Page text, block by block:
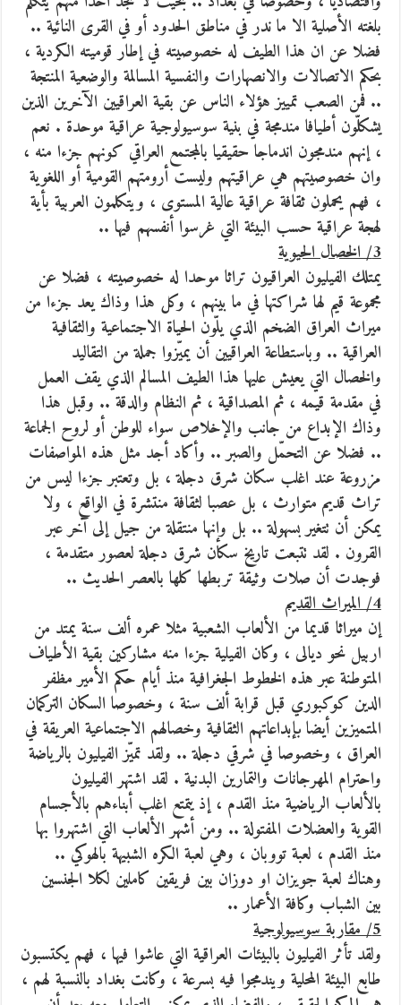
بلغته الأصلية الا ما ندر في مناطق الحدود أو في القرى النائية ..
فضلا عن ان هذا الطيف له خصوصيته في إطار قوميته الكردية ،
بحكم الاتصالات والانصهارات والنفسية المسالمة والوضعية المنتجة
.. فمن الصعب تمييز هؤلاء الناس عن بقية العراقيين الآخرين الذين
يشكلّون أطيافا مندمجة في بنية سوسيولوجية عراقية موحدة . نعم
، إنهم مندمجون اندماجا حقيقيا بالمجتمع العراقي كونهم جزءا منه ،
وان خصوصيتهم هي عراقيتهم وليست أرومتهم القومية أو اللغوية
، فهم يحملون ثقافة عراقية عالية المستوى ، ويتكلمون العربية بأية
لهجة عراقية حسب البيئة التي غرسوا أنفسهم فيها ..
3/ الخصال الحيوية
يمتلك الفيليون العراقيون تراثا موحدا له خصوصيته ، فضلا عن
مجموعة قيم لها شراكتها في ما بينهم ، وكل هذا وذاك يعد جزءا من
ميراث العراق الضخم الذي يلّون الحياة الاجتماعية والثقافية
العراقية .. وباستطاعة العراقيين أن يميّزوا جملة من التقاليد
والخصال التي يعيش عليها هذا الطيف المسالم الذي يقف العمل
في مقدمة قيمه ، ثم المصداقية ، ثم النظام والدقة .. وقبل هذا
وذاك الإبداع من جانب والإخلاص سواء للوطن أو لروح الجماعة
.. فضلا عن التحمّل والصبر .. وأكاد أجد مثل هذه المواصفات
مزروعة عند اغلب سكان شرق دجلة ، بل وتعتبر جزءا ليس من
تراث قديم متوارث ، بل عصبا لثقافة منتشرة في الواقع ، ولا
يمكن أن تتغير بسهولة .. بل وإنها منتقلة من جيل إلى آخر عبر
القرون . لقد تتبعت تاريخ سكان شرق دجلة لعصور متقدمة ،
فوجدت أن صلات وثيقة تربطها كلها بالعصر الحديث ..
4/ الميراث القديم
إن ميراثا قديما من الألعاب الشعبية مثلا عمره ألف سنة يمتد من
اربيل نحو ديالى ، وكان الفيلية جزءا منه مشاركين بقية الأطياف
المتوطنة عبر هذه الخطوط الجغرافية منذ أيام حكم الأمير مظفر
الدين كوكبوري قبل قرابة ألف سنة ، وخصوصا السكان التركمان
المتميزين أيضا بإبداعاتهم الثقافية وخصالهم الاجتماعية العريقة في
العراق ، وخصوصا في شرقي دجلة .. ولقد تميّز الفيليون بالرياضة
واحترام المهرجانات والتمارين البدنية . لقد اشتهر الفيليون
بالألعاب الرياضية منذ القدم ، إذ يتمتع اغلب أبناءهم بالأجسام
القوية والعضلات المفتولة .. ومن أشهر الألعاب التي اشتهروا بها
منذ القدم ، لعبة تووبان ، وهي لعبة الكره الشبيهة بالهوكي ..
وهناك لعبة جويزان او دوزان بين فريقين كاملين لكلا الجنسين
بين الشباب وكافة الأعمار ..
5/ مقاربة سوسيولوجية
ولقد تأثر الفيليون بالبيئات العراقية التي عاشوا فيها ، فهم يكتسبون
طابع البيئة المحلية ويندمجوا فيه بسرعة ، وكانت بغداد بالنسبة لهم ،